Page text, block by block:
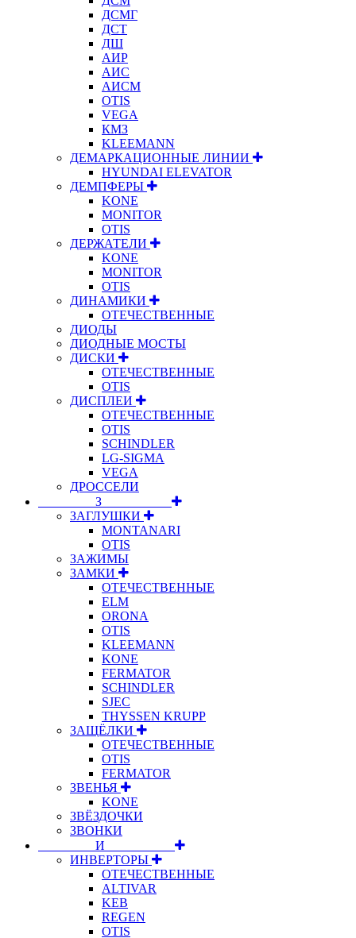
ДСМГ
ДСТ
ДШ
АИР
АИС
АИСМ
OTIS
VEGA
КМЗ
KLEEMANN
ДЕМАРКАЦИОННЫЕ ЛИНИИ
HYUNDAI ELEVATOR
ДЕМПФЕРЫ
KONE
MONITOR
OTIS
ДЕРЖАТЕЛИ
KONE
MONITOR
OTIS
ДИНАМИКИ
ОТЕЧЕСТВЕННЫЕ
ДИОДЫ
ДИОДНЫЕ МОСТЫ
ДИСКИ
ОТЕЧЕСТВЕННЫЕ
OTIS
ДИСПЛЕИ
ОТЕЧЕСТВЕННЫЕ
OTIS
SCHINDLER
LG-SIGMA
VEGA
ДРОССЕЛИ
⠀⠀⠀⠀⠀⠀З⠀⠀⠀⠀⠀⠀⠀
ЗАГЛУШКИ
MONTANARI
OTIS
ЗАЖИМЫ
ЗАМКИ
ОТЕЧЕСТВЕННЫЕ
ELM
ORONA
OTIS
KLEEMANN
KONE
FERMATOR
SCHINDLER
SJEC
THYSSEN KRUPP
ЗАЩЁЛКИ
ОТЕЧЕСТВЕННЫЕ
OTIS
FERMATOR
ЗВЕНЬЯ
KONE
ЗВЁЗДОЧКИ
ЗВОНКИ
⠀⠀⠀⠀⠀⠀И⠀⠀⠀⠀⠀⠀⠀
ИНВЕРТОРЫ
ОТЕЧЕСТВЕННЫЕ
ALTIVAR
KEB
REGEN
OTIS